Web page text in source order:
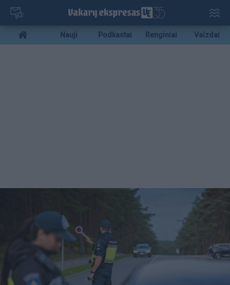
Pereiti
pagrindinį
turinį
Mobile
menu
Nauji Podkastai Renginiai Vaizdai